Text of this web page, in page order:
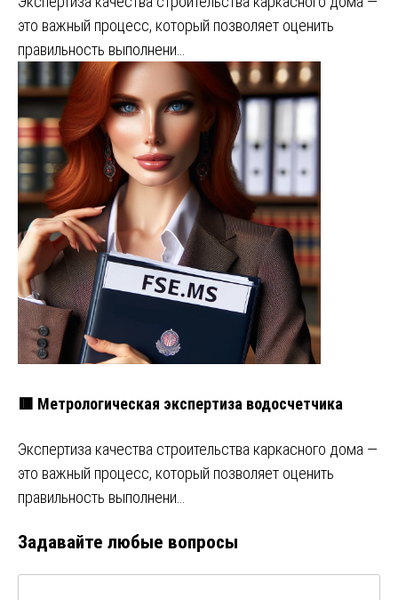
это важный процесс, который позволяет оценить
правильность выполнени…
🟥 Метрологическая экспертиза водосчетчика
Экспертиза качества строительства каркасного дома —
это важный процесс, который позволяет оценить
правильность выполнени…
Задавайте любые вопросы